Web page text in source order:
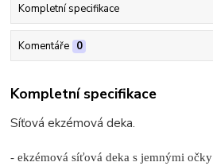
Kompletní specifikace
Komentáře 0
Kompletní specifikace
Síťová ekzémová deka.
- ekzémová síťová deka s jemnými očky